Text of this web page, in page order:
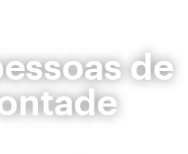
de